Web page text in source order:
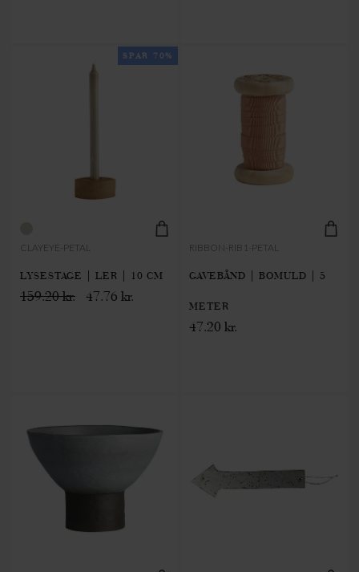
SPAR 70%
CLAYEYE-PETAL
LYSESTAGE | LER | 10 CM
159.20 kr. 47.76 kr.
RIBBON-RIB1-PETAL
GAVEBÅND | BOMULD | 5
METER
47.20 kr.